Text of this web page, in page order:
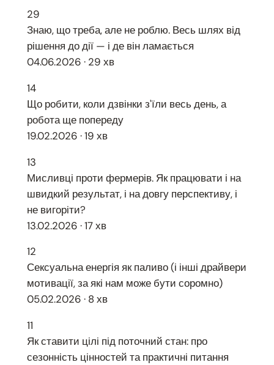
29
Знаю, що треба, але не роблю. Весь шлях від
рішення до дії — і де він ламається
04.06.2026 · 29 хв
14
Що робити, коли дзвінки з'їли весь день, а
робота ще попереду
19.02.2026 · 19 хв
13
Мисливці проти фермерів. Як працювати і на
швидкий результат, і на довгу перспективу, і
не вигоріти?
13.02.2026 · 17 хв
12
Сексуальна енергія як паливо (і інші драйвери
мотивації, за які нам може бути соромно)
05.02.2026 · 8 хв
11
Як ставити цілі під поточний стан: про
сезонність цінностей та практичні питання